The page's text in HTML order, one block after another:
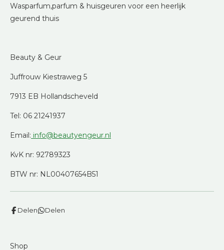
Wasparfum,parfum & huisgeuren voor een heerlijk
geurend thuis
Beauty & Geur
Juffrouw Kiestraweg 5
7913 EB Hollandscheveld
Tel: 06 21241937
Email: info@beautyengeur.nl
KvK nr: 92789323
BTW nr: NL00407654B51
Delen Delen
Shop